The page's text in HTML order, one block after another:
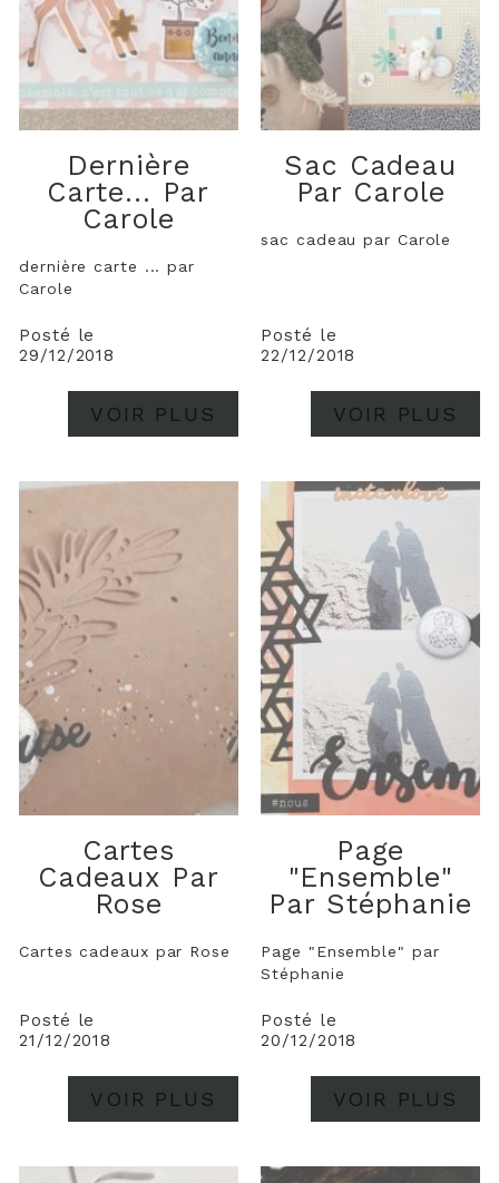
Dernière
Carte... Par
Carole
dernière carte ... par
Carole
Posté le
29/12/2018
VOIR PLUS
Sac Cadeau
Par Carole
sac cadeau par Carole
Posté le
22/12/2018
VOIR PLUS
Cartes
Cadeaux Par
Rose
Cartes cadeaux par Rose
Posté le
21/12/2018
VOIR PLUS
Page
"Ensemble"
Par Stéphanie
Page "Ensemble" par
Stéphanie
Posté le
20/12/2018
VOIR PLUS